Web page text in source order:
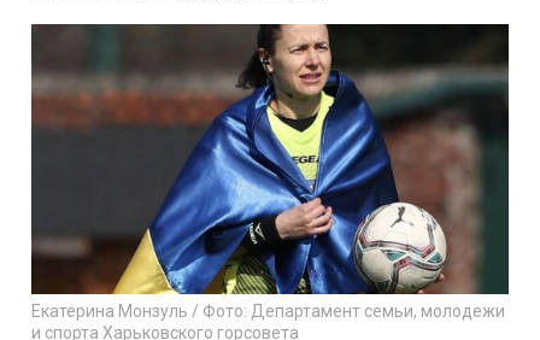
Екатерина Монзуль / Фото: Департамент семьи, молодежи
и спорта Харьковского горсовета